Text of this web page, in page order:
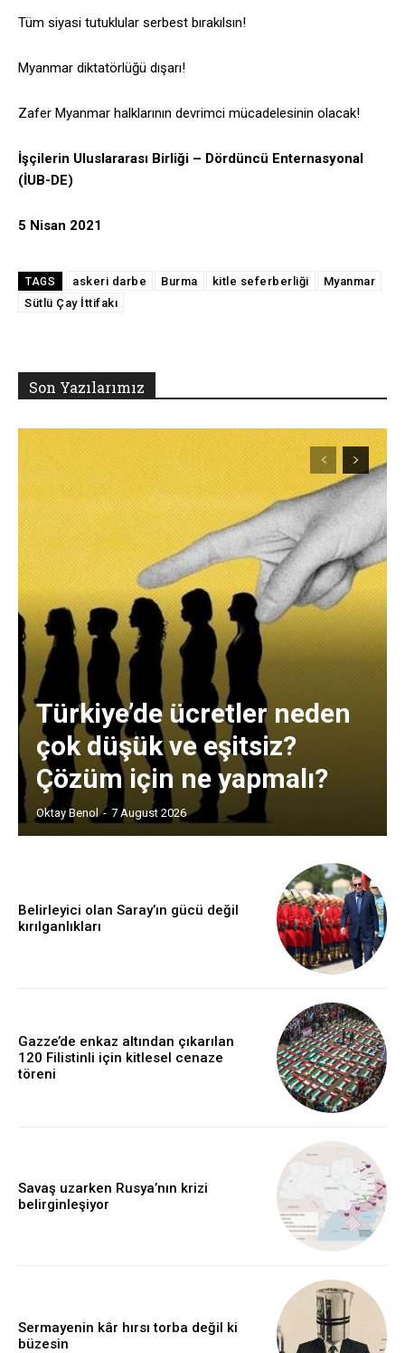
Tüm siyasi tutuklular serbest bırakılsın!
Myanmar diktatörlüğü dışarı!
Zafer Myanmar halklarının devrimci mücadelesinin olacak!
İşçilerin Uluslararası Birliği – Dördüncü Enternasyonal
(İUB-DE)
5 Nisan 2021
TAGS askeri darbe Burma kitle seferberliği
Myanmar
Sütlü Çay İttifakı
Son Yazılarımız
Türkiye’de ücretler neden
çok düşük ve eşitsiz?
Çözüm için ne yapmalı?
Oktay Benol - 7 August 2026
Belirleyici olan Saray’ın gücü değil
kırılganlıkları
Gazze’de enkaz altından çıkarılan
120 Filistinli için kitlesel cenaze
töreni
Savaş uzarken Rusya’nın krizi
belirginleşiyor
Sermayenin kâr hırsı torba değil ki
büzesin